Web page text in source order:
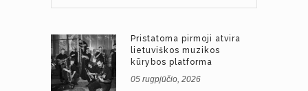
Pristatoma pirmoji atvira
lietuviškos muzikos
kūrybos platforma
05 rugpjūčio, 2026